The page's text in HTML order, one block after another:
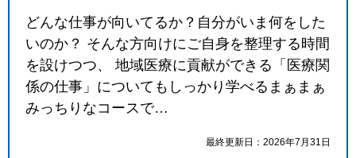
どんな仕事が向いてるか？自分がいま何をした
いのか？ そんな方向けにご自身を整理する時間
を設けつつ、 地域医療に貢献ができる「医療関
係の仕事」についてもしっかり学べるまぁまぁ
みっちりなコースで…
最終更新日：2026年7月31日